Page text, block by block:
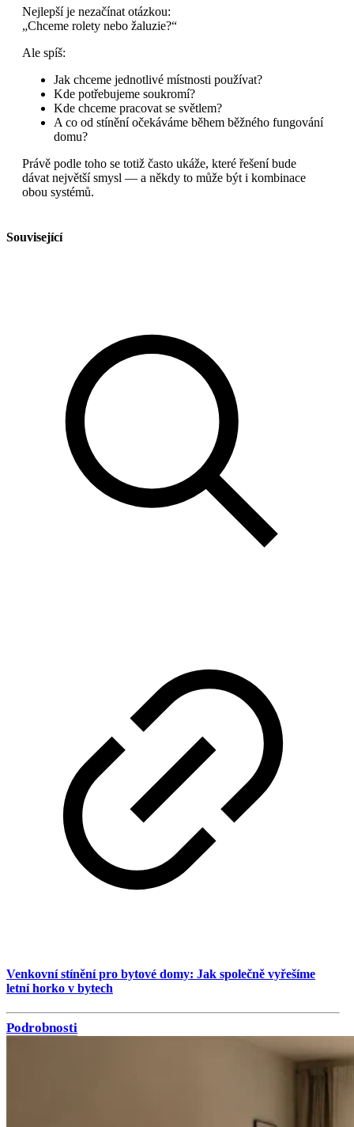
Nejlepší je nezačínat otázkou:
„Chceme rolety nebo žaluzie?“
Ale spíš:
Jak chceme jednotlivé místnosti používat?
Kde potřebujeme soukromí?
Kde chceme pracovat se světlem?
A co od stínění očekáváme během běžného fungování
domu?
Právě podle toho se totiž často ukáže, které řešení bude
dávat největší smysl — a někdy to může být i kombinace
obou systémů.
Související
Venkovní stínění pro bytové domy: Jak společně vyřešíme
letní horko v bytech
Podrobnosti